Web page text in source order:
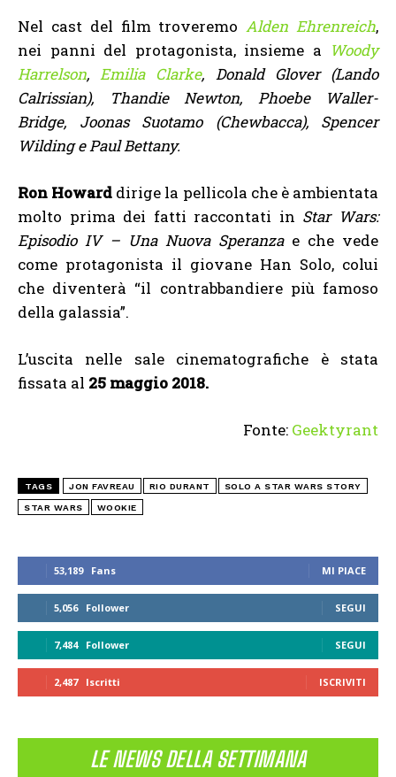
53,189 Fans MI PIACE
5,056 Follower SEGUI
7,484 Follower SEGUI
2,487 Iscritti ISCRIVITI
LE NEWS DELLA SETTIMANA
Nel cast del film troveremoAlden Ehrenreich,
nei panni del protagonista, insieme a Woody
Harrelson,Emilia Clarke, Donald Glover (Lando
Calrissian), Thandie Newton, Phoebe Waller-
Bridge, Joonas Suotamo (Chewbacca), Spencer
Wilding e Paul Bettany.
Ron Howard dirige la pellicola che è ambientata
molto prima dei fatti raccontati in Star Wars:
Episodio IV – Una Nuova Speranzae che vede
come protagonista il giovane Han Solo, colui
che diventerà “il contrabbandiere più famoso
della galassia”.
L’uscita nelle sale cinematografiche è stata
fissata al 25 maggio 2018.
Fonte: Geektyrant
TAGS JON FAVREAU RIO DURANT SOLO A STAR WARS STORY
STAR WARS WOOKIE